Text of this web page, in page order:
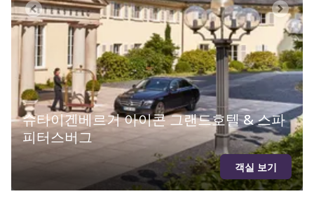
슈타이겐베르거 아이콘 그랜드호텔 & 스파
피터스버그
객실 보기